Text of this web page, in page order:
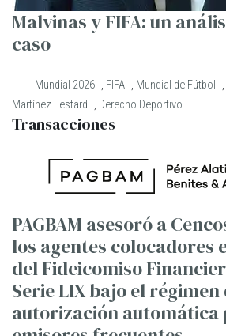
Malvinas y FIFA: un
caso
Mundial 2026 , FIFA , Mundial de Fútbol ,
Martínez Lestard , Derecho Deportivo
Transacciones
PAGBAM asesoró a
los agentes colocadores
del Fideicomiso
Serie LIX bajo el régimen
autorización automática